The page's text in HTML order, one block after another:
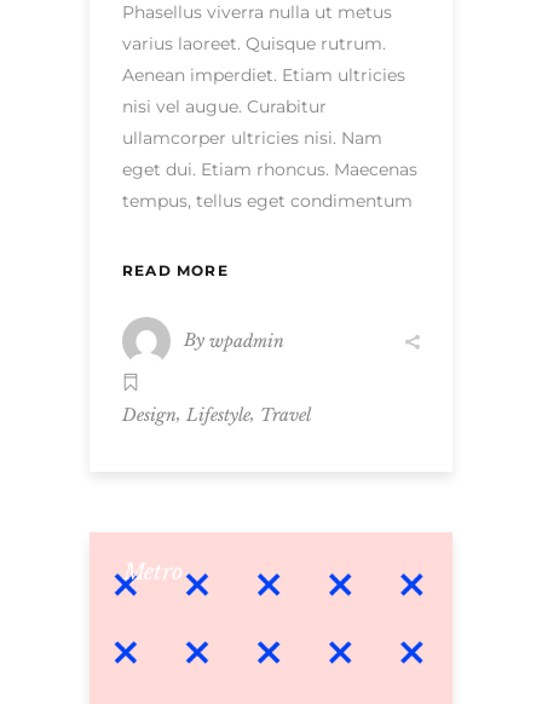
Phasellus viverra nulla ut metus
varius laoreet. Quisque rutrum.
Aenean imperdiet. Etiam ultricies
nisi vel augue. Curabitur
ullamcorper ultricies nisi. Nam
eget dui. Etiam rhoncus. Maecenas
tempus, tellus eget condimentum
READ MORE
By wpadmin
Design, Lifestyle, Travel
Metro